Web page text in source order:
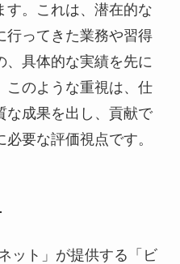
す。これは、潜在的な
行ってきた業務や習得
、具体的な実績を先に
このような重視は、仕
な成果を出し、貢献で
要な評価視点です。
ット」が提供する「ビ